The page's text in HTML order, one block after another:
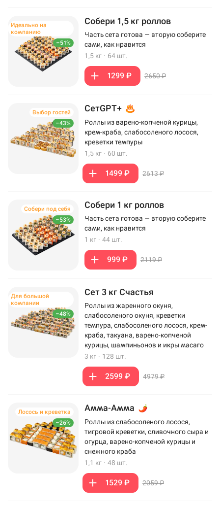
–51%
Идеально на
компанию
Собери 1,5 кг роллов
Часть сета готова — вторую соберите
сами, как нравится
1,5 кг · 64 шт.
1299 ₽ 2650 ₽
–43%
Выбор гостей СетGPT+
Роллы из варено-копченой курицы,
крем-краба, слабосоленого лосося,
креветки темпуры
1,5 кг · 60 шт.
1499 ₽ 2613 ₽
–53%
Собери под себя Собери 1 кг роллов
Часть сета готова — вторую соберите
сами, как нравится
1 кг · 44 шт.
999 ₽ 2119 ₽
–48%
Для большой
компании
Сет 3 кг Счастья
Роллы из жаренного окуня,
слабосоленого окуня, креветки
темпура, слабосоленого лосося, крем-
краба, такуана, варено-копченой
курицы, шампиньонов и икры масаго
3 кг · 128 шт.
2599 ₽ 4979 ₽
–26%
Лосось и креветка Амма-Амма
Роллы из слабосоленого лосося,
тигровой креветки, сливочного сыра и
огурца, варено-копченой курицы и
снежного краба
1,1 кг · 48 шт.
1529 ₽ 2059 ₽